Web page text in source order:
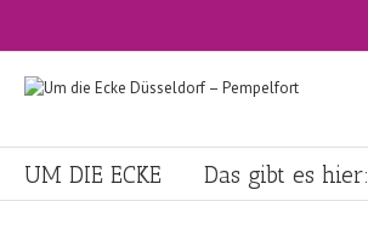
UM DIE ECKE Das gibt es hier: